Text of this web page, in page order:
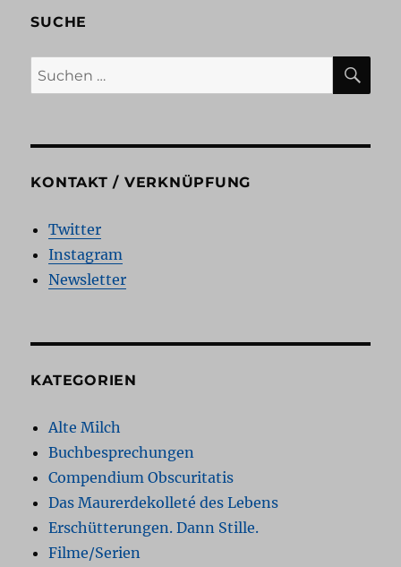
SUCHE
Suchen
nach:
KONTAKT / VERKNÜPFUNG
Twitter
Instagram
Newsletter
KATEGORIEN
Alte Milch
Buchbesprechungen
Compendium Obscuritatis
Das Maurerdekolleté des Lebens
Erschütterungen. Dann Stille.
Filme/Serien